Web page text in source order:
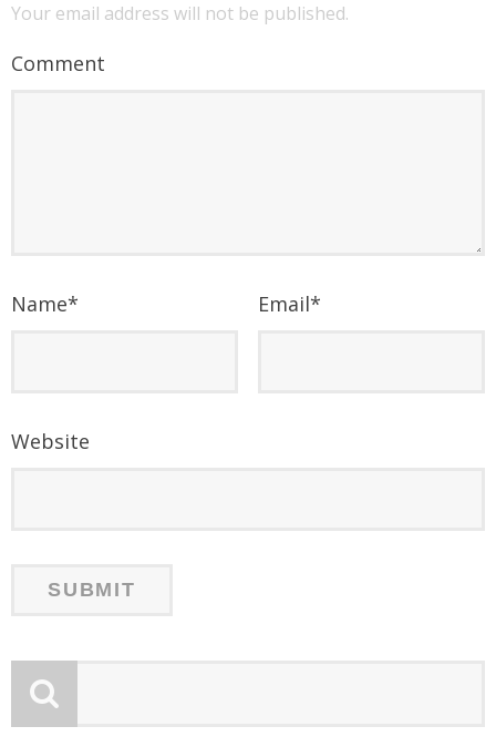
Your email address will not be published.
Comment
Name* Email*
Website